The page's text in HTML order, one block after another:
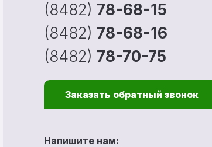
(8482) 78-68-15
(8482) 78-68-16
(8482) 78-70-75
Заказать обратный звонок
Напишите нам: